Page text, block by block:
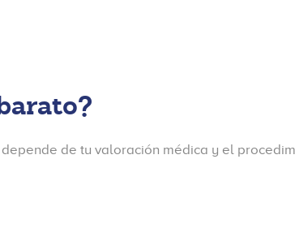
de tu valoración médica y el